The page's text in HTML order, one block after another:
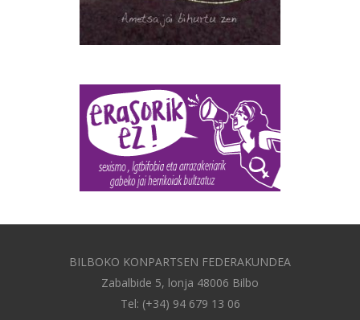
BILBOKO KONPARTSEN FEDERAKUNDEA
Zabalbide 5, lonja 48006 Bilbo
Tel: (+34) 94 679 13 06